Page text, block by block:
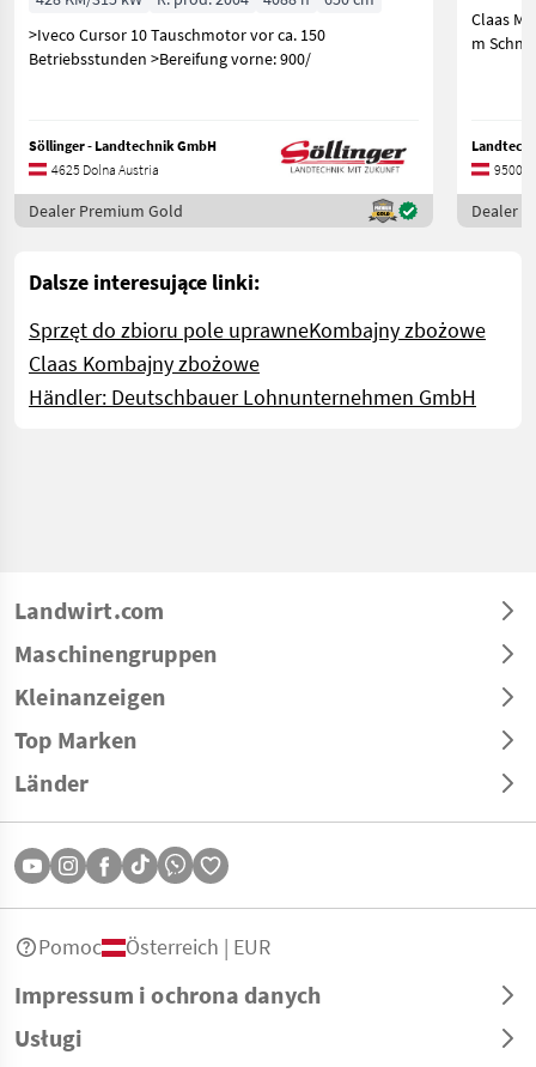
>Iveco Cursor 10 Tauschmotor vor ca. 150
Betriebsstunden >Bereifung vorne: 900/
Söllinger - Landtechnik GmbH
4625 Dolna Austria
Dealer Premium Gold
Claas
m
9500
Dealer
Dalsze interesujące linki:
Sprzęt do zbioru pole uprawneKombajny zbożowe
Claas Kombajny zbożowe
Händler: Deutschbauer Lohnunternehmen GmbH
Landwirt.com
Maschinengruppen
Kleinanzeigen
Top Marken
Länder
Impressum i ochrona danych
Usługi
Pomoc Österreich | EUR